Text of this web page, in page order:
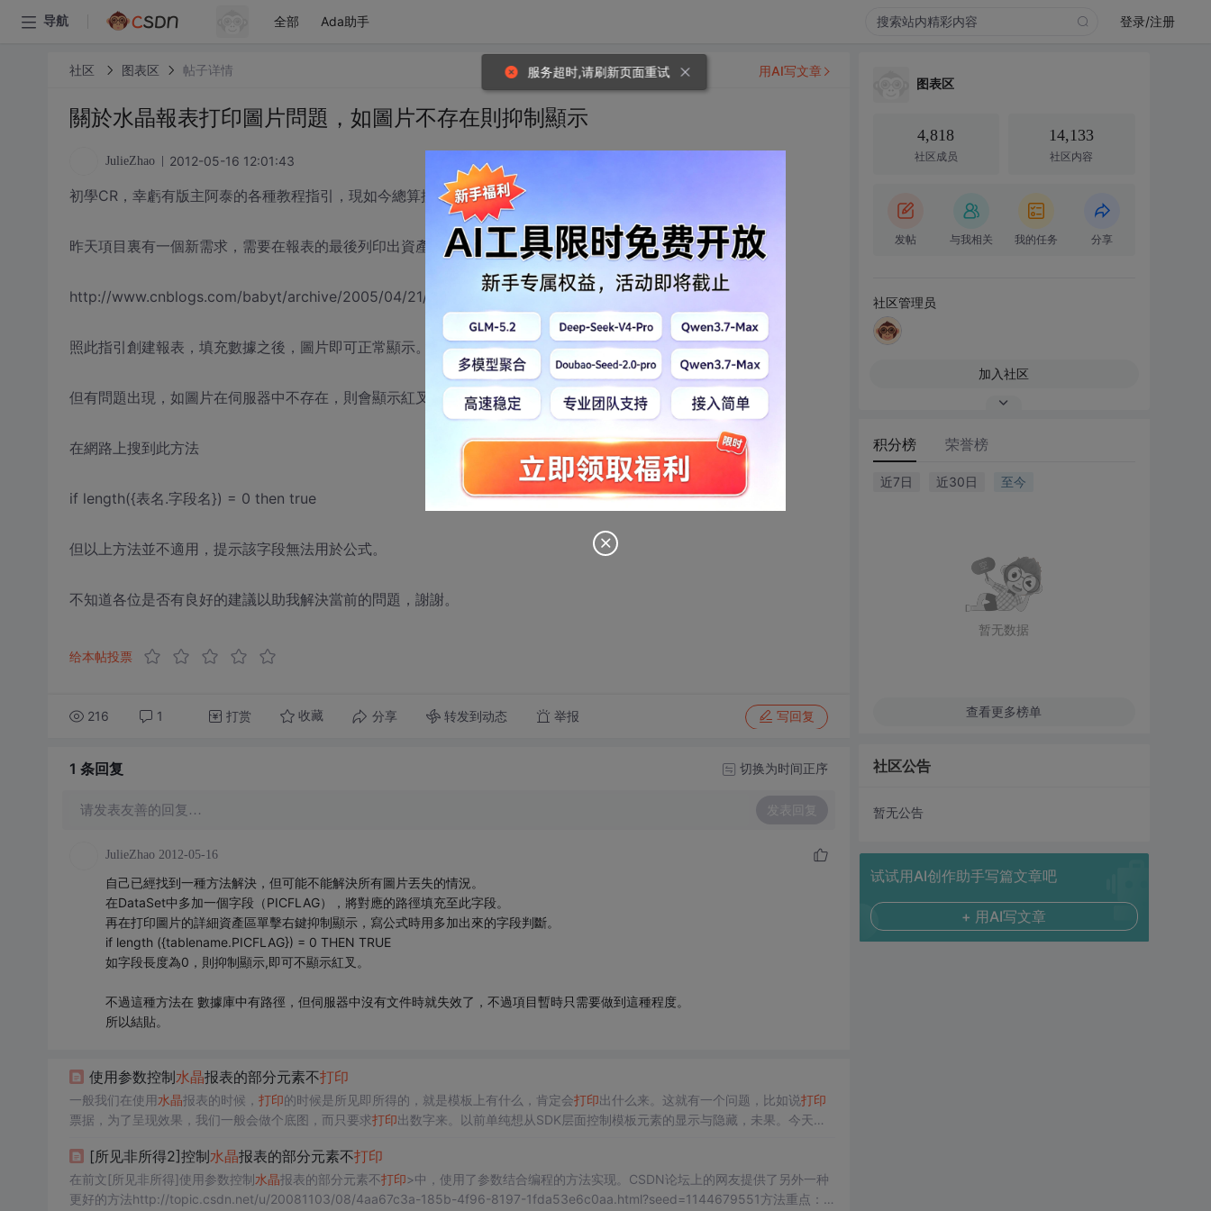
导航 全部 Ada助手 登录/注册
社区 图表区 帖子详情
關於水晶報表打印圖片問題，如圖片不存在則抑制顯示
JulieZhao 2012-05-16 12:01:43
初學CR，幸虧有版主阿泰的各種教程指引，現如今總算摸索出一點門道了。
昨天項目裏有一個新需求，需要在報表的最後列印出資產的相片，在網路上搜索到阿泰的教程。
http://www.cnblogs.com/babyt/archive/2005/04/21/142789.html
照此指引創建報表，填充數據之後，圖片即可正常顯示。
但有問題出現，如圖片在伺服器中不存在，則會顯示紅叉，希望可以做到圖片不存在時則抑制顯示。
在網路上搜到此方法
if length({表名.字段名}) = 0 then true
但以上方法並不適用，提示該字段無法用於公式。
不知道各位是否有良好的建議以助我解決當前的問題，謝謝。
给本帖投票
216 1 打赏 收藏 分享 转发到动态 举报 写回复
用AI写文章
1 条回复 切换为时间正序
请发表友善的回复… 发表回复
JulieZhao 2012-05-16
自己已經找到一種方法解決，但可能不能解決所有圖片丟失的情況。
在DataSet中多加一個字段（PICFLAG），將對應的路徑填充至此字段。
再在打印圖片的詳細資產區單擊右鍵抑制顯示，寫公式時用多加出來的字段判斷。
if length ({tablename.PICFLAG}) = 0 THEN TRUE
如字段長度為0，則抑制顯示,即可不顯示紅叉。
不過這種方法在 數據庫中有路徑，但伺服器中沒有文件時就失效了，不過項目暫時只需要做到這種程度。
所以結貼。
使用参数控制水晶报表的部分元素不打印
一般我们在使用水晶报表的时候， 打印的时候是所见即所得的，就是模板上有什么，肯定会打印出什么来。这就有一个问题，比如说打印
票据，为了呈现效果，我们一般会做个底图，而只要求打印出数字来。以前单纯想从SDK层面控制模板元素的显示与隐藏，未果。今天突
在下例中，我通过一个
[所见非所得2]控制水晶报表的部分元素不打印
在前文[所见非所得]使用参数控制水晶报表的部分元素不打印>中，使用了参数结合编程的方法实现。CSDN论坛上的网友提供了另外一种
更好的方法http://topic.csdn.net/u/20081103/08/4aa67c3a-185b-4f96-8197-1fda53e6c0aa.html?seed=1144679551方法重点：
图表区
4,818
社区成员
14,133
社区内容
发帖 与我相关 我的任务 分享
社区管理员
加入社区
积分榜 荣誉榜
近7日 近30日 至今
暂无数据
查看更多榜单
社区公告
暂无公告
试试用AI创作助手写篇文章吧
+ 用AI写文章